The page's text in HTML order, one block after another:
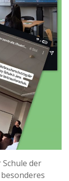
der